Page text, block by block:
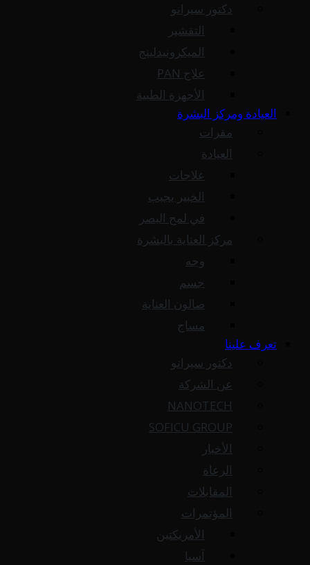
دكتور سيرانو
التقشير
الميكرونيدلينج
علاج PAN
الأجهزة الطبية
العيادة ومركز البشرة
مقرات
العيادة
علاجات
الخبير يجيب
في لمح البصر
مركز العناية بالبشرة
وجه
جسم
صالون العناية
مساج
تعرف علينا
دكتور سيرانو
عن الشركة
NANOTECH
SOFICU GROUP
الأخبار
الرعاة
المقابلات
المؤتمرات
الأمريكتين
آسيا